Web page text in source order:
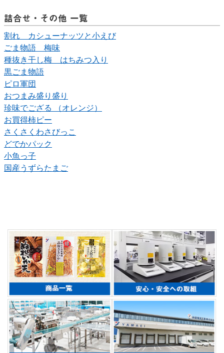
詰合せ・その他 一覧
割れ カシューナッツと小えび
ごま物語 梅味
種抜き干し梅 はちみつ入り
黒ごま物語
ピロ軍団
おつまみ盛り盛り
珍味でござる （オレンジ）
お買得柿ピー
さくさくわさびっこ
どでかパック
小魚っ子
国産うずらたまご